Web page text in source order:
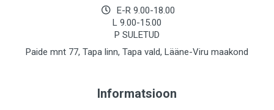
E-R 9.00-18.00
L 9.00-15.00
P SULETUD
Paide mnt 77, Tapa linn, Tapa vald, Lääne-Viru maakond
Informatsioon